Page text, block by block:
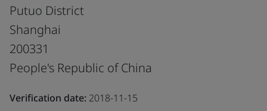
Putuo District
Shanghai
200331
People's Republic of China
Verification date: 2018-11-15